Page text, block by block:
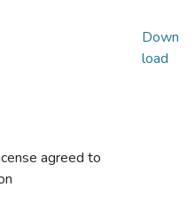
agreed to
Down
load